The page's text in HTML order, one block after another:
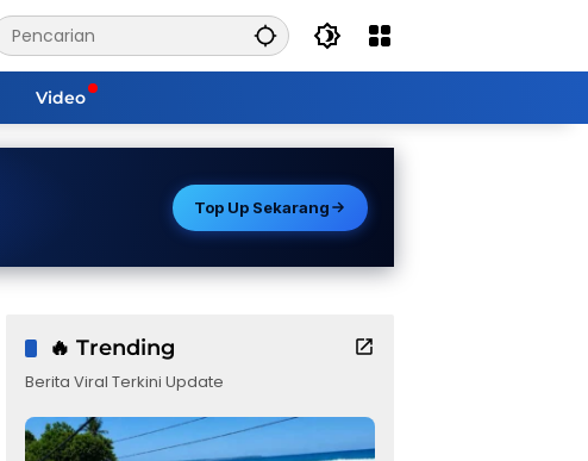
Video
Top Up Sekarang
🔥 Trending
Berita Viral Terkini Update